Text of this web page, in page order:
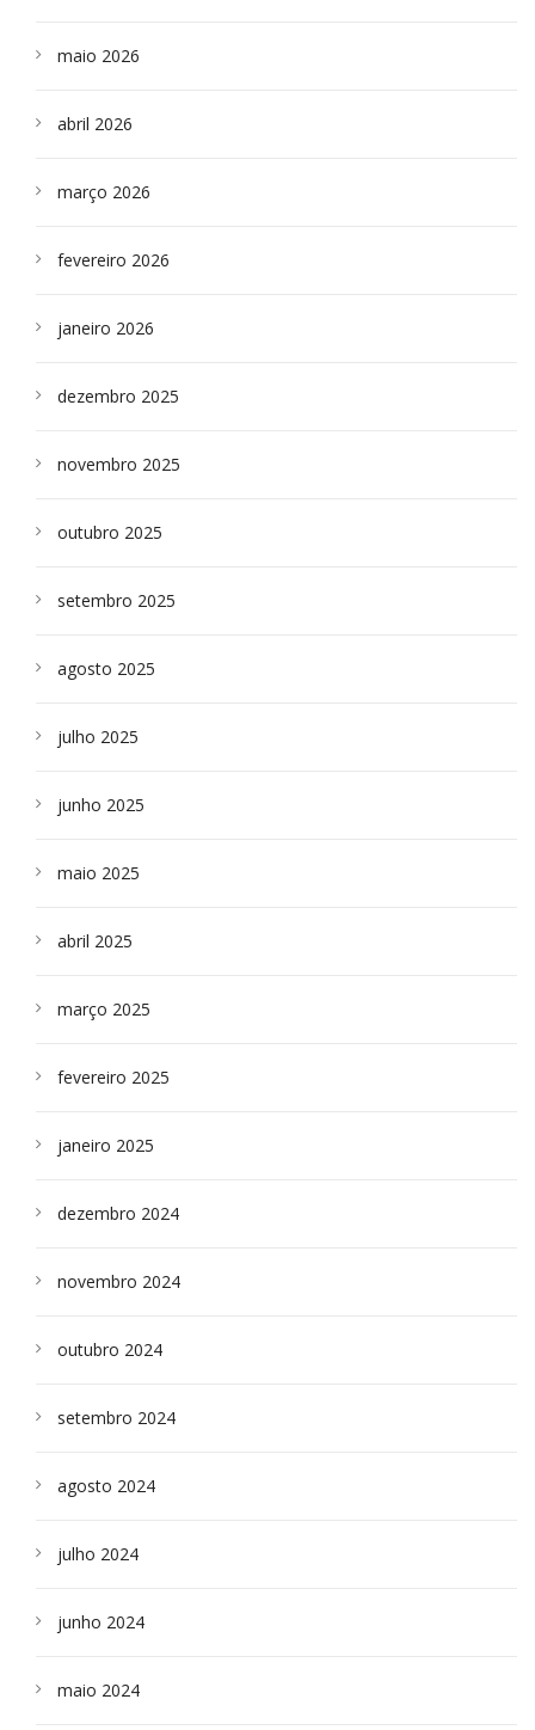
maio 2026
abril 2026
março 2026
fevereiro 2026
janeiro 2026
dezembro 2025
novembro 2025
outubro 2025
setembro 2025
agosto 2025
julho 2025
junho 2025
maio 2025
abril 2025
março 2025
fevereiro 2025
janeiro 2025
dezembro 2024
novembro 2024
outubro 2024
setembro 2024
agosto 2024
julho 2024
junho 2024
maio 2024